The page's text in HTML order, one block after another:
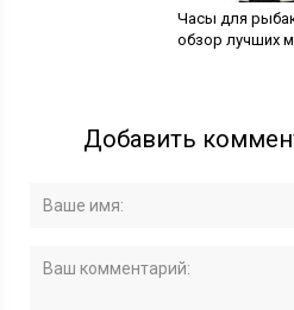
Часы для
обзор лучших
Добавить